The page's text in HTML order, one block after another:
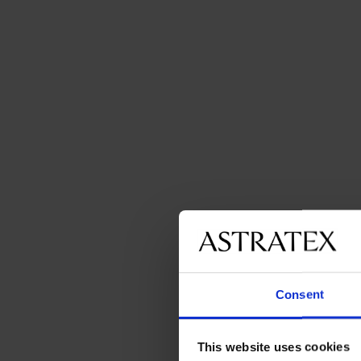
Consent
This website uses cookies